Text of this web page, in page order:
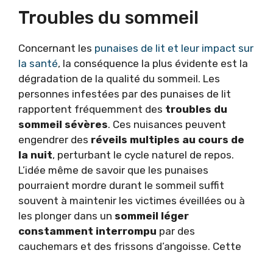
Troubles du sommeil
Concernant les punaises de lit et leur impact sur
la santé, la conséquence la plus évidente est la
dégradation de la qualité du sommeil. Les
personnes infestées par des punaises de lit
rapportent fréquemment des troubles du
sommeil sévères. Ces nuisances peuvent
engendrer des réveils multiples au cours de
la nuit, perturbant le cycle naturel de repos.
L’idée même de savoir que les punaises
pourraient mordre durant le sommeil suffit
souvent à maintenir les victimes éveillées ou à
les plonger dans un sommeil léger
constamment interrompu par des
cauchemars et des frissons d’angoisse. Cette